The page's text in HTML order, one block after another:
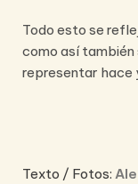
Todo esto se
como así
representar hace
Texto / Fotos: